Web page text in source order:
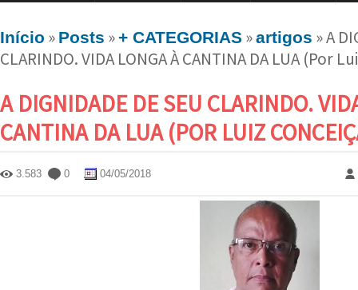
Início » Posts »+ CATEGORIAS »artigos »A
CLARINDO. VIDA LONGA À CANTINA DA LUA (Por
A DIGNIDADE DE SEU CLARINDO.
CANTINA DA LUA (POR LUIZ
3.583 0 04/05/2018